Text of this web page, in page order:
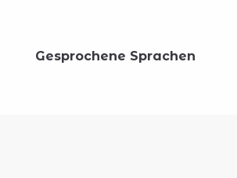
Gesprochene Sprachen
Gesprochene Sprachen